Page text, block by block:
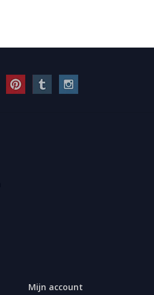
Mijn account